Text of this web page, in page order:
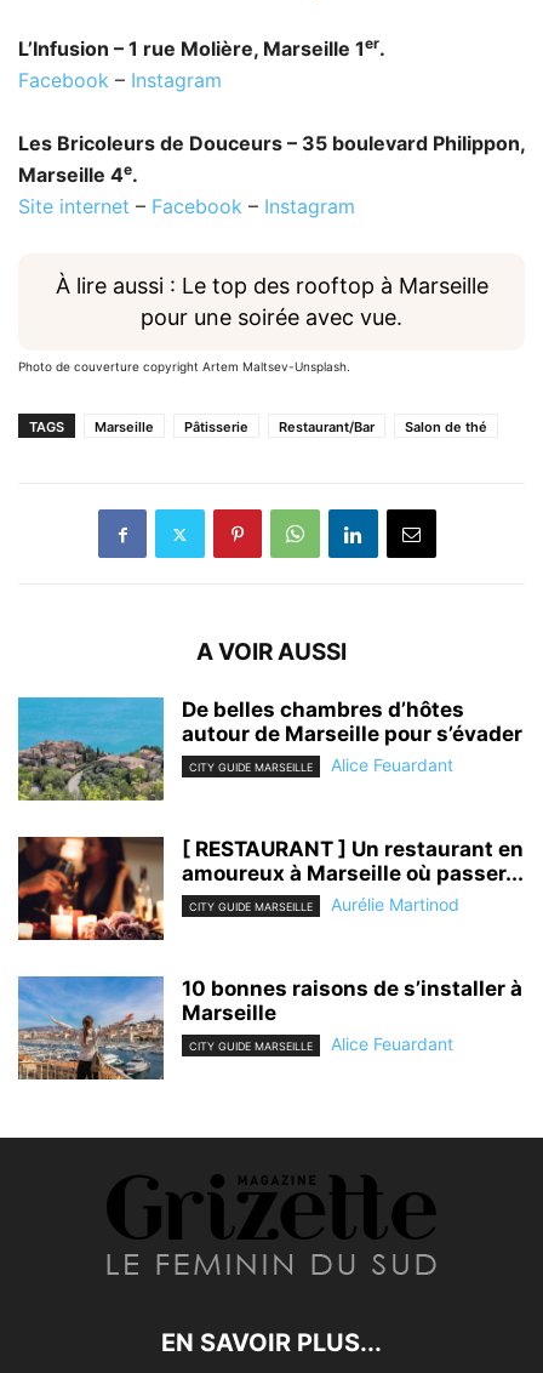
L’Infusion – 1 rue Molière, Marseille 1er.
Facebook – Instagram
Les Bricoleurs de Douceurs – 35 boulevard Philippon,
Marseille 4e.
Site internet – Facebook – Instagram
À lire aussi : Le top des rooftop à Marseille
pour une soirée avec vue.
Photo de couverture copyright Artem Maltsev-Unsplash.
TAGS Marseille Pâtisserie Restaurant/Bar Salon de thé
A VOIR AUSSI
De belles chambres d’hôtes
autour de Marseille pour s’évader
CITY GUIDE MARSEILLE Alice Feuardant
[ RESTAURANT ] Un restaurant en
amoureux à Marseille où passer...
CITY GUIDE MARSEILLE Aurélie Martinod
10 bonnes raisons de s’installer à
Marseille
CITY GUIDE MARSEILLE Alice Feuardant
EN SAVOIR PLUS...